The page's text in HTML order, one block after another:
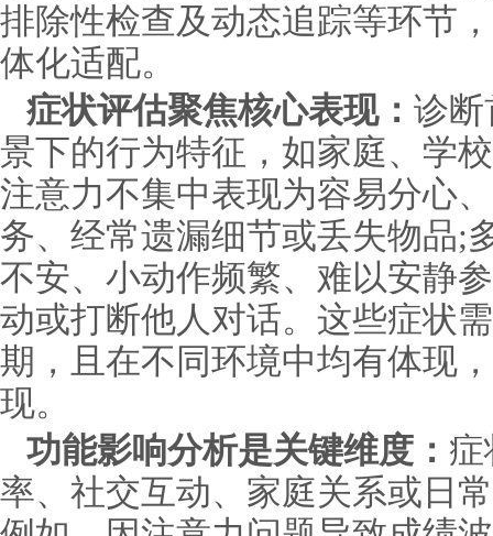
排除性检查及动态追踪等环节
体化适配。
症状评估聚焦核心表现： 诊断
景下的行为特征，如家庭、学
注意力不集中表现为容易分心
务、经常遗漏细节或丢失物品;
不安、小动作频繁、难以安静
动或打断他人对话。这些症状
期，且在不同环境中均有体现
现。
功能影响分析是关键维度： 症
率、社交互动、家庭关系或日